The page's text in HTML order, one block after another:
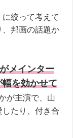
絞って考えて
邦画の話題か
メインター
を効かせて
が主演で、山
たり、付き合